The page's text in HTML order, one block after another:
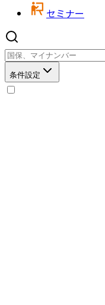
セミナー
条件設定